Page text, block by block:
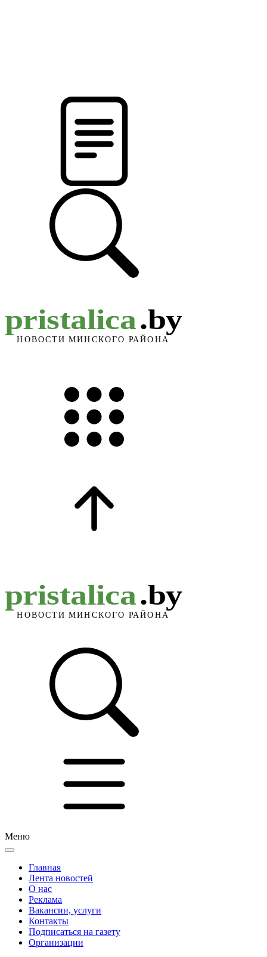
Меню
Главная
Лента новостей
О нас
Реклама
Вакансии, услуги
Контакты
Подписаться на газету
Организации